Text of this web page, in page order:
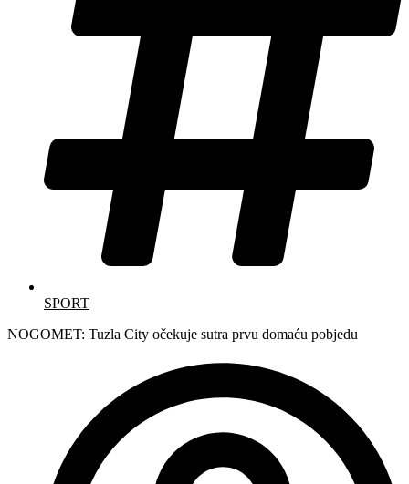
SPORT
NOGOMET: Tuzla City očekuje sutra prvu domaću pobjedu